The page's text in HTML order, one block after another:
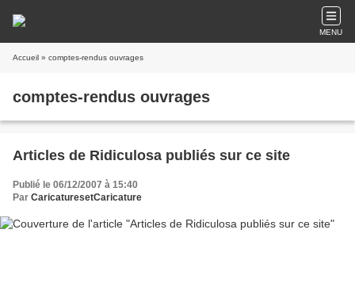
MENU
Accueil » comptes-rendus ouvrages
comptes-rendus ouvrages
Articles de Ridiculosa publiés sur ce site
Publié le 06/12/2007 à 15:40
Par CaricaturesetCaricature